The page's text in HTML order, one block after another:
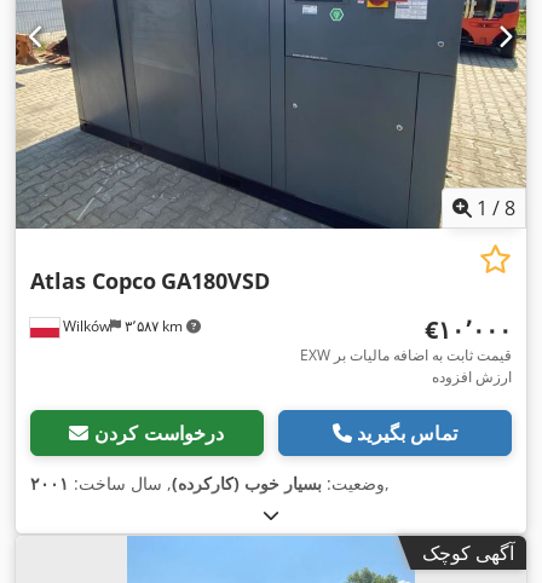
1 /8
Wilków ۳٬۵۸۷ km
Atlas Copco GA180VSD
‎€۱۰٬۰۰۰
EXW قیمت ثابت به اضافه مالیات بر
ارزش افزوده
درخواست کردن تماس بگیرید
وضعیت: بسیار خوب (کارکرده), سال ساخت: ۲۰۰۱ ,
آگهی کوچک